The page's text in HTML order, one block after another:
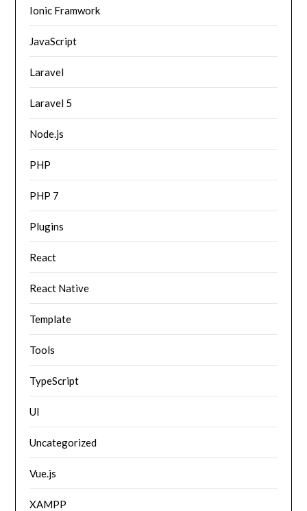
Ionic Framwork
JavaScript
Laravel
Laravel 5
Node.js
PHP
PHP 7
Plugins
React
React Native
Template
Tools
TypeScript
UI
Uncategorized
Vue.js
XAMPP